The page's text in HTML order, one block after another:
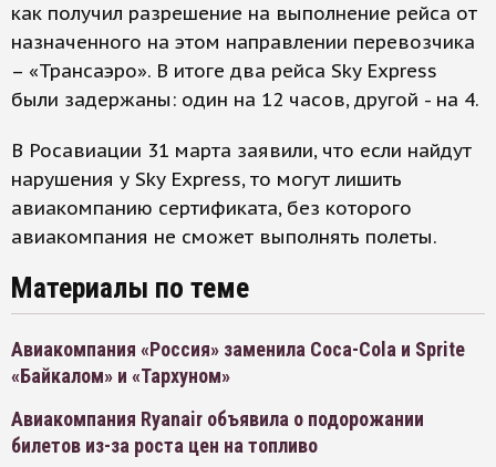
как получил разрешение на выполнение рейса от
назначенного на этом направлении перевозчика
– «Трансаэро». В итоге два рейса Sky Express
были задержаны: один на 12 часов, другой - на 4.
В Росавиации 31 марта заявили, что если найдут
нарушения у Sky Express, то могут лишить
авиакомпанию сертификата, без которого
авиакомпания не сможет выполнять полеты.
Материалы по теме
Авиакомпания «Россия» заменила Coca-Cola и Sprite
«Байкалом» и «Тархуном»
Авиакомпания Ryanair объявила о подорожании
билетов из-за роста цен на топливо